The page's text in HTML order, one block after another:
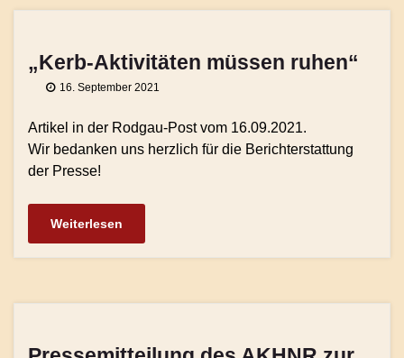
„Kerb-Aktivitäten müssen ruhen“
16. September 2021
Artikel in der Rodgau-Post vom 16.09.2021.
Wir bedanken uns herzlich für die Berichterstattung
der Presse!
Weiterlesen